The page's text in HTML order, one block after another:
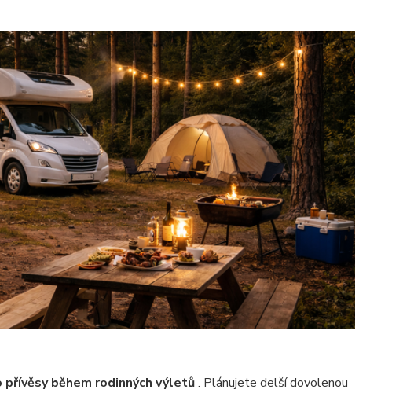
přívěsy během rodinných výletů. Plánujete delší dovolenou